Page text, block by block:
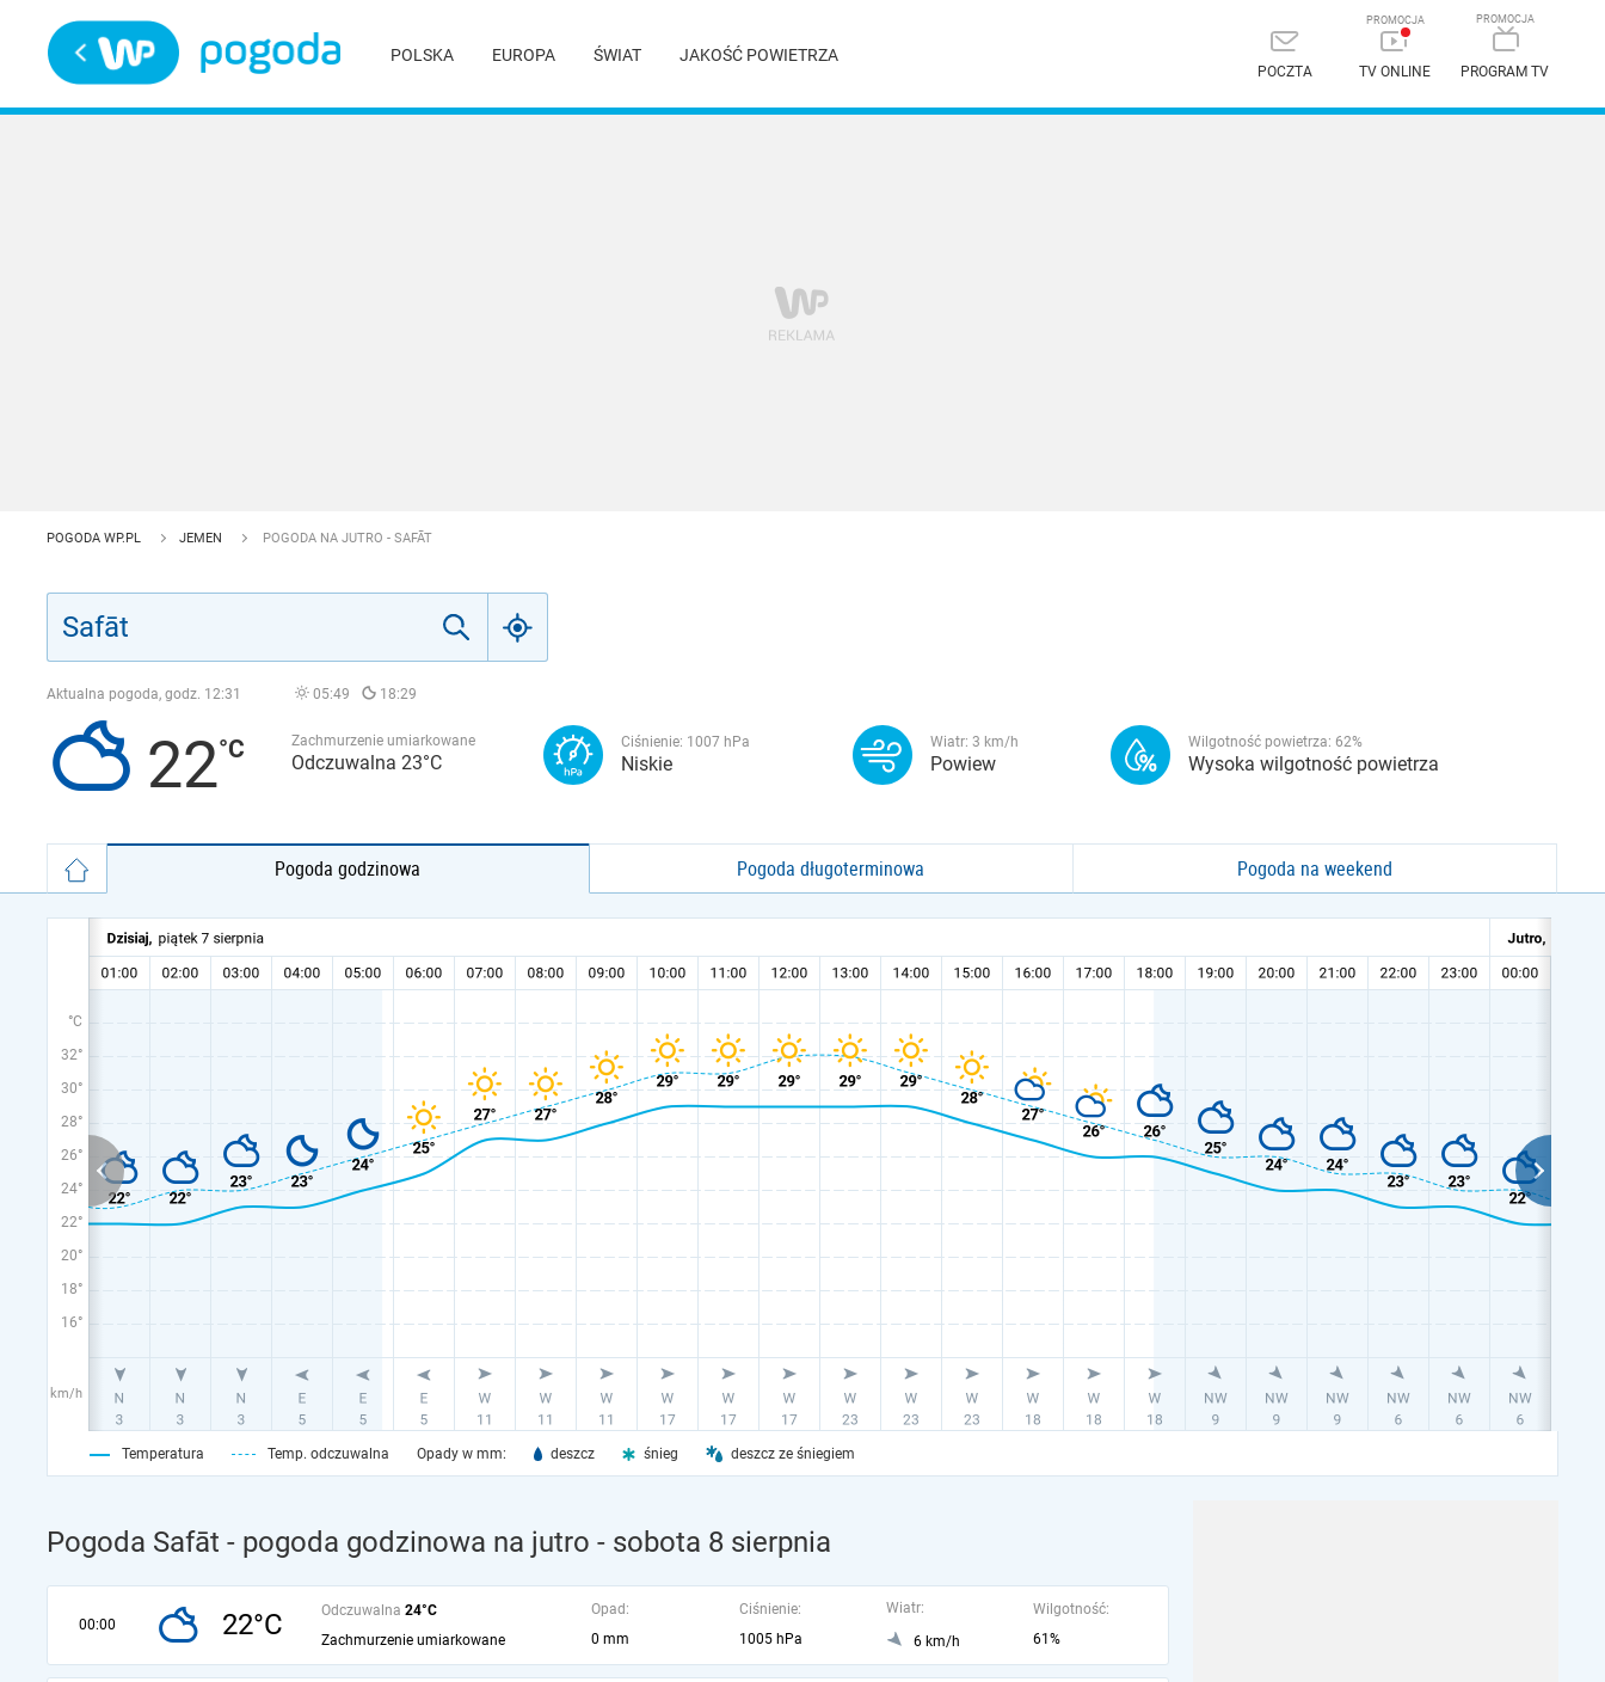
POLSKA EUROPA ŚWIAT JAKOŚĆ POWIETRZA
POCZTA TV ONLINE PROGRAM TV
POGODA WP.PL JEMEN POGODA NA JUTRO - SAFĀT
Aktualna pogoda, godz. 12:31 05:49 18:29
22 Zachmurzenie umiarkowane
Odczuwalna 23°C
Ciśnienie: 1007 hPa
Niskie
Wiatr: 3 km/h
Powiew
Wilgotność powietrza: 62%
Wysoka wilgotność powietrza
Pogoda godzinowa Pogoda długoterminowa Pogoda na weekend
°C
32°
30°
28°
26°
24°
22°
20°
18°
16°
km/h
Temperatura Temp. odczuwalna Opady w mm: deszcz śnieg deszcz ze śniegiem
Pogoda Safāt - pogoda godzinowa na jutro - sobota 8 sierpnia
00:00 22°C Odczuwalna 24°C
Zachmurzenie umiarkowane
Opad:
0 mm
Ciśnienie:
1005 hPa
Wiatr:
6 km/h
Wilgotność:
61%